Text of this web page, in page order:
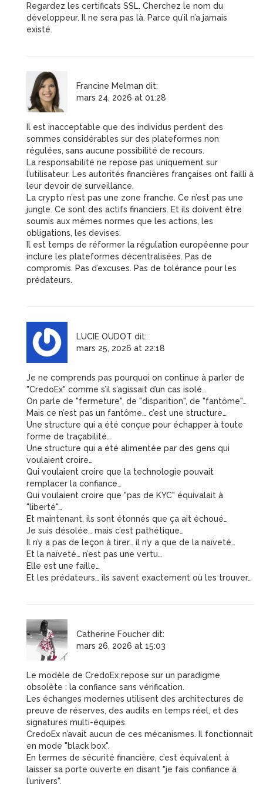
Regardez les certificats SSL. Cherchez le nom du
développeur. Il ne sera pas là. Parce qu’il n’a jamais
existé.
Francine Melman dit:
mars 24, 2026 at 01:28
Il est inacceptable que des individus perdent des
sommes considérables sur des plateformes non
régulées, sans aucune possibilité de recours.
La responsabilité ne repose pas uniquement sur
l’utilisateur. Les autorités financières françaises ont failli à
leur devoir de surveillance.
La crypto n’est pas une zone franche. Ce n’est pas une
jungle. Ce sont des actifs financiers. Et ils doivent être
soumis aux mêmes normes que les actions, les
obligations, les devises.
Il est temps de réformer la régulation européenne pour
inclure les plateformes décentralisées. Pas de
compromis. Pas d’excuses. Pas de tolérance pour les
prédateurs.
LUCIE OUDOT dit:
mars 25, 2026 at 22:18
Je ne comprends pas pourquoi on continue à parler de
"CredoEx" comme s’il s’agissait d’un cas isolé…
On parle de "fermeture", de "disparition", de "fantôme"…
Mais ce n’est pas un fantôme… c’est une structure…
Une structure qui a été conçue pour échapper à toute
forme de traçabilité…
Une structure qui a été alimentée par des gens qui
voulaient croire…
Qui voulaient croire que la technologie pouvait
remplacer la confiance…
Qui voulaient croire que "pas de KYC" équivalait à
"liberté"…
Et maintenant, ils sont étonnés que ça ait échoué…
Je suis désolée… mais c’est pathétique…
Il n’y a pas de leçon à tirer… il n’y a que de la naïveté…
Et la naïveté… n’est pas une vertu…
Elle est une faille…
Et les prédateurs… ils savent exactement où les trouver…
Catherine Foucher dit:
mars 26, 2026 at 15:03
Le modèle de CredoEx repose sur un paradigme
obsolète : la confiance sans vérification.
Les échanges modernes utilisent des architectures de
preuve de réserves, des audits en temps réel, et des
signatures multi-équipes.
CredoEx n’avait aucun de ces mécanismes. Il fonctionnait
en mode "black box".
En termes de sécurité financière, c’est équivalent à
laisser sa porte ouverte en disant "je fais confiance à
l’univers".